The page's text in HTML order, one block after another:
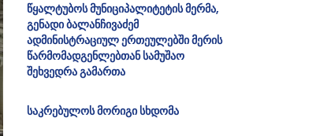
წყალტუბოს მუნიციპალიტეტის მერმა,
გენადი ბალანჩივაძემ
ადმინისტრაციულ ერთეულებში მერის
წარმომადგენლებთან სამუშაო
შეხვედრა გამართა
საკრებულოს მორიგი სხდომა